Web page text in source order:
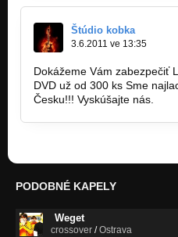
Štúdio kobka
3.6.2011 ve 13:35
Dokážeme Vám zabezpečiť
DVD už od 300 ks Sme
Česku!!! Vyskúšajte nás.
PODOBNÉ KAPELY
Weget
crossover /Ostrava